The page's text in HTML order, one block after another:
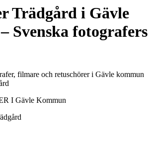
Trädgård i Gävle
– Svenska fotografers
filmare och retuschörer i Gävle kommun
I Gävle Kommun